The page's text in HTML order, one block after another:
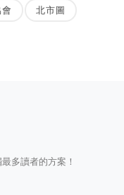
北市圖
多讀者的方案！